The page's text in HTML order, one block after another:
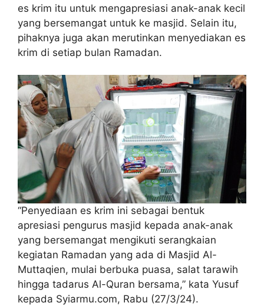
es krim itu untuk mengapresiasi anak-anak kecil
yang bersemangat untuk ke masjid. Selain itu,
pihaknya juga akan merutinkan menyediakan es
krim di setiap bulan Ramadan.
“Penyediaan es krim ini sebagai bentuk
apresiasi pengurus masjid kepada anak-anak
yang bersemangat mengikuti serangkaian
kegiatan Ramadan yang ada di Masjid Al-
Muttaqien, mulai berbuka puasa, salat tarawih
hingga tadarus Al-Quran bersama,” kata Yusuf
kepada Syiarmu.com, Rabu (27/3/24).